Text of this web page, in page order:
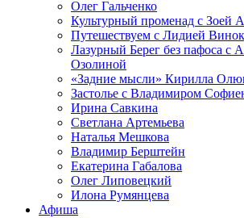
Олег Гальченко
Культурный променад с Зоей
Путешествуем с Лидией
Лазурный Берег без пафоса с
Озолиной
«Задние мысли» Кирилла
Застолье с Владимиром
Ирина Савкина
Светлана Артемьева
Наталья Мешкова
Владимир Берштейн
Екатерина Габалова
Олег Липовецкий
Илона Румянцева
Афиша